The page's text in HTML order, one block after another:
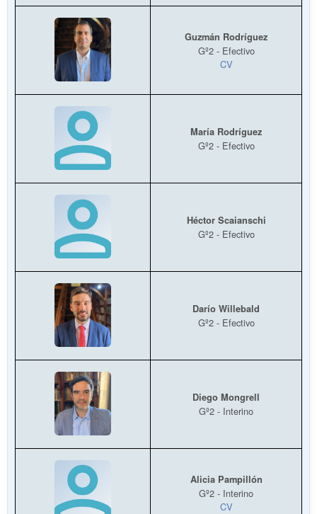
Guzmán Rodríguez
Gº2 - Efectivo
CV
María Rodríguez
Gº2 - Efectivo
Héctor Scaianschi
Gº2 - Efectivo
Darío Willebald
Gº2 - Efectivo
Diego Mongrell
Gº2 - Interino
Alicia Pampillón
Gº2 - Interino
CV